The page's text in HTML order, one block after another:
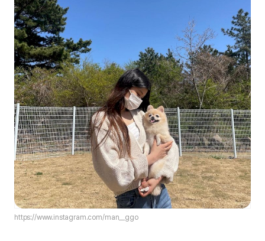
https://www.instagram.com/man__ggo